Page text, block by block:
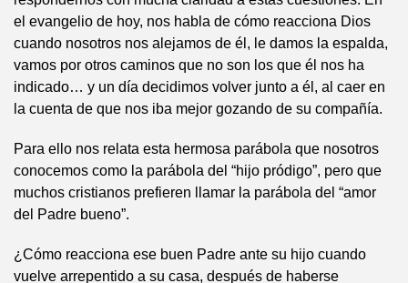
el evangelio de hoy, nos habla de cómo reacciona Dios
cuando nosotros nos alejamos de él, le damos la espalda,
vamos por otros caminos que no son los que él nos ha
indicado… y un día decidimos volver junto a él, al caer en
la cuenta de que nos iba mejor gozando de su compañía.
Para ello nos relata esta hermosa parábola que nosotros
conocemos como la parábola del “hijo pródigo”, pero que
muchos cristianos prefieren llamar la parábola del “amor
del Padre bueno”.
¿Cómo reacciona ese buen Padre ante su hijo cuando
vuelve arrepentido a su casa, después de haberse